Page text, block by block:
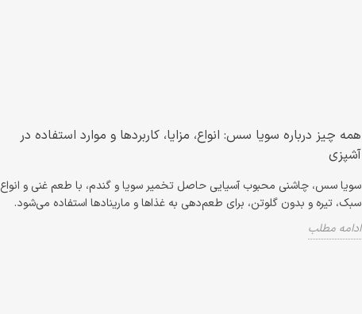
همه چیز درباره سویا سس: انواع، مزایا، کاربردها و موارد استفاده در
آشپزی
سویا سس، چاشنی محبوب آسیایی حاصل تخمیر سویا و گندم، با طعم غنی و انواع
سبک، تیره و بدون گلوتن، برای طعم‌دهی به غذاها و مارینادها استفاده می‌شود.
ادامه مطلب